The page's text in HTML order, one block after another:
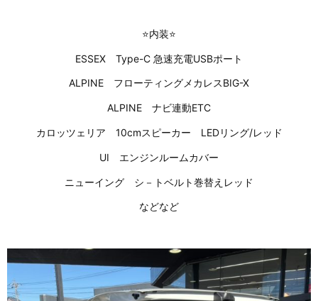
⭐内装⭐
ESSEX Type-C 急速充電USBポート
ALPINE フローティングメカレスBIG-X
ALPINE ナビ連動ETC
カロッツェリア 10cmスピーカー LEDリング/レッド
UI エンジンルームカバー
ニューイング シ－トベルト巻替えレッド
などなど